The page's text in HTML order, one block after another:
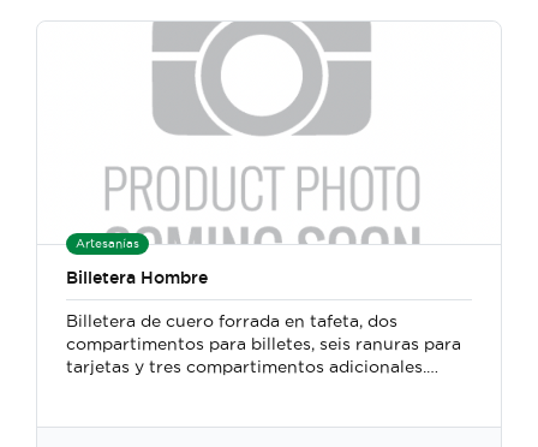
Artesanías
Billetera Hombre
Billetera de cuero forrada en tafeta, dos
compartimentos para billetes, seis ranuras para
tarjetas y tres compartimentos adicionales.